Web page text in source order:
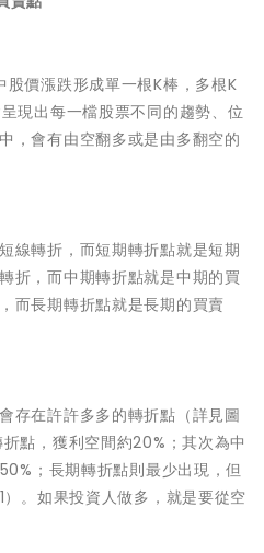
價漲跌形成單一根K棒，多根K
現出每一檔股票不同的趨勢、位
，會有由空翻多或是由多翻空的
線轉折，而短期轉折點就是短期
折，而中期轉折點就是中期的買
而長期轉折點就是長期的買賣
存在許許多多的轉折點（詳見圖
點，獲利空間約20%；其次為中
；長期轉折點則最少出現，但
。如果投資人做多，就是要從空